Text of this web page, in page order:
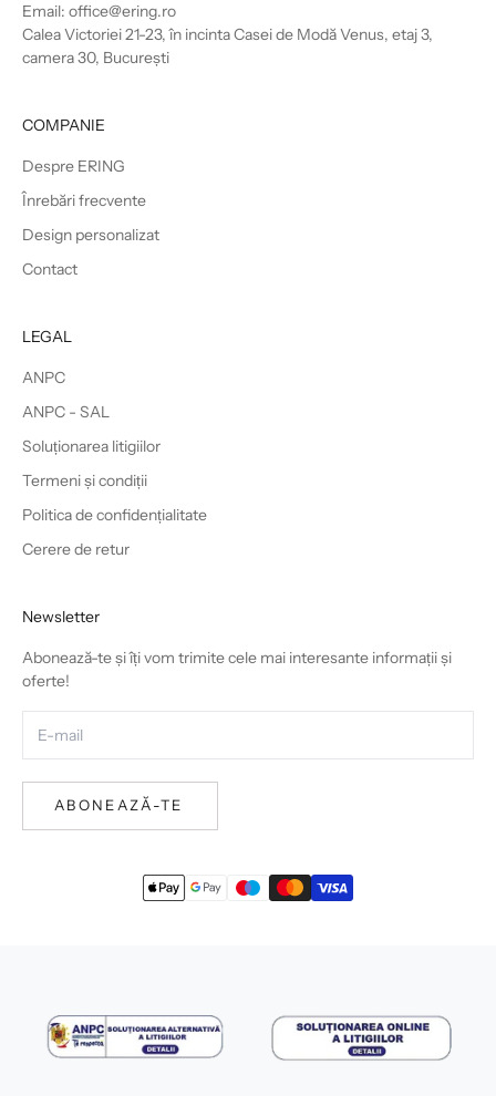
Email: office@ering.ro
Calea Victoriei 21-23, în incinta Casei de Modă Venus, etaj 3,
camera 30, București
COMPANIE
Despre ERING
Înrebări frecvente
Design personalizat
Contact
LEGAL
ANPC
ANPC - SAL
Soluționarea litigiilor
Termeni și condiții
Politica de confidențialitate
Cerere de retur
Newsletter
Abonează-te și îți vom trimite cele mai interesante informații și
oferte!
ABONEAZĂ-TE